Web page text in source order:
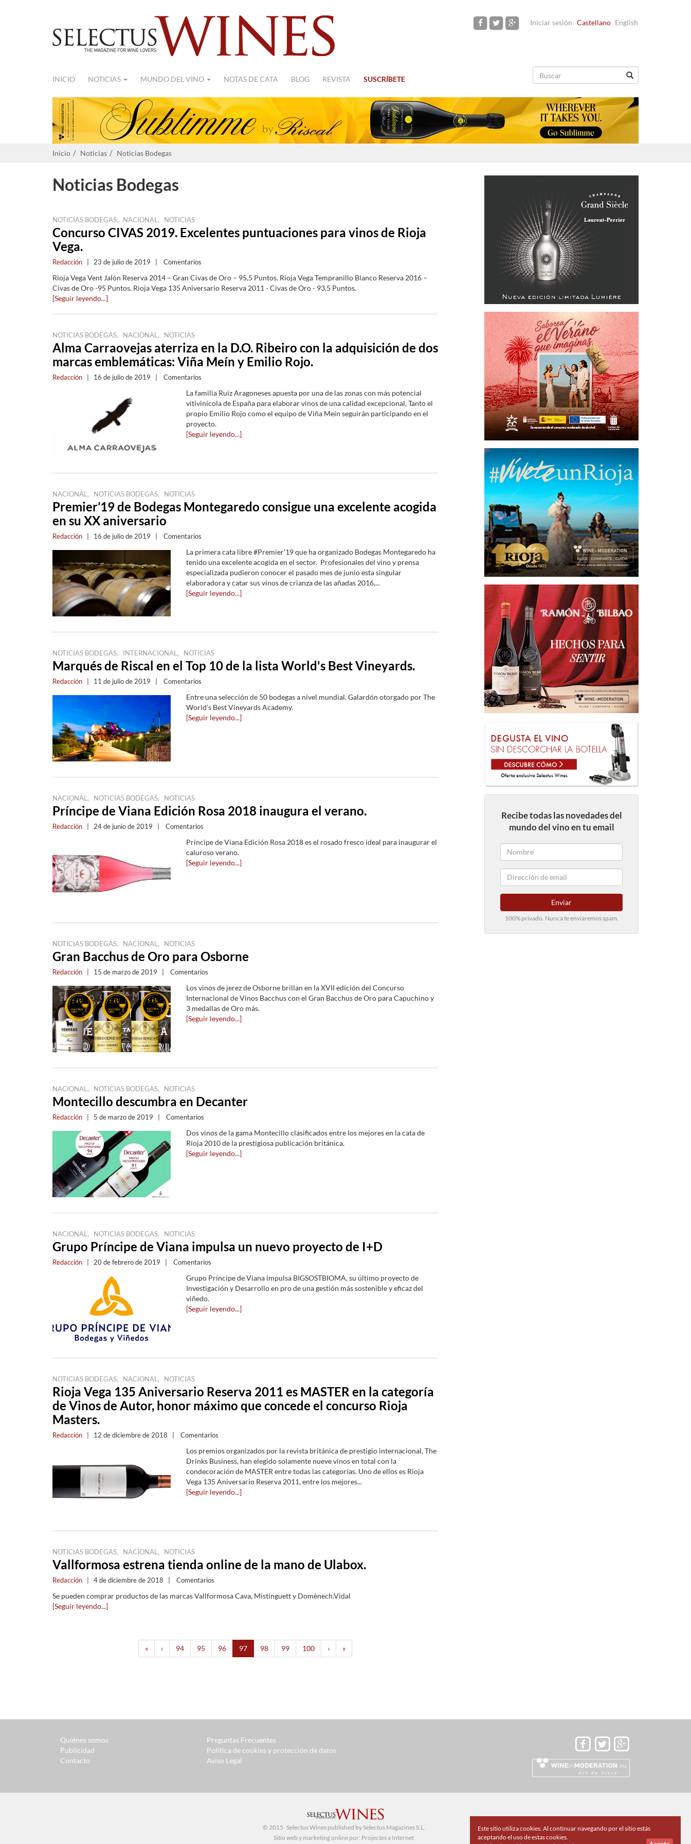
Iniciar sesión Castellano English
INICIO NOTICIAS MUNDO DEL VINO NOTAS DE CATA BLOG REVISTA SUSCRÍBETE
Inicio Noticias Noticias Bodegas
Noticias Bodegas
NOTICIAS BODEGAS, NACIONAL , NOTICIAS
Concurso CIVAS 2019. Excelentes puntuaciones para vinos de Rioja
Vega.
Redacción 23 de julio de 2019 Comentarios
Rioja Vega Vent Jalón Reserva 2014 – Gran Civas de Oro – 95,5 Puntos. Rioja Vega Tempranillo Blanco Reserva 2016 –
Civas de Oro -95 Puntos. Rioja Vega 135 Aniversario Reserva 2011 - Civas de Oro - 93,5 Puntos.
[Seguir leyendo...]
NOTICIAS BODEGAS, NACIONAL , NOTICIAS
Alma Carraovejas aterriza en la D.O. Ribeiro con la adquisición de dos
marcas emblemáticas: Viña Meín y Emilio Rojo.
Redacción 16 de julio de 2019 Comentarios
La familia Ruiz Aragoneses apuesta por una de las zonas con más potencial
vitivinícola de España para elaborar vinos de una calidad excepcional. Tanto el
propio Emilio Rojo como el equipo de Viña Meín seguirán participando en el
proyecto.
[Seguir leyendo...]
NACIONAL , NOTICIAS BODEGAS, NOTICIAS
Premier’19 de Bodegas Montegaredo consigue una excelente acogida
en su XX aniversario
Redacción 16 de julio de 2019 Comentarios
La primera cata libre #Premier’19 que ha organizado Bodegas Montegaredo ha
tenido una excelente acogida en el sector. Profesionales del vino y prensa
especializada pudieron conocer el pasado mes de junio esta singular
elaboradora y catar sus vinos de crianza de las añadas 2016,...
[Seguir leyendo...]
NOTICIAS BODEGAS, INTERNACIONAL, NOTICIAS
Marqués de Riscal en el Top 10 de la lista World's Best Vineyards.
Redacción 11 de julio de 2019 Comentarios
Entre una selección de 50 bodegas a nivel mundial. Galardón otorgado por The
World’s Best Vineyards Academy.
[Seguir leyendo...]
NACIONAL, NOTICIAS BODEGAS, NOTICIAS
Príncipe de Viana Edición Rosa 2018 inaugura el verano.
Redacción 24 de junio de 2019 Comentarios
Príncipe de Viana Edición Rosa 2018 es el rosado fresco ideal para inaugurar el
caluroso verano.
[Seguir leyendo...]
NOTICIAS BODEGAS, NACIONAL , NOTICIAS
Gran Bacchus de Oro para Osborne
Redacción | 15 de marzo de 2019 | Comentarios
Los vinos de jerez de Osborne brillan en la XVII edición del Concurso
Internacional de Vinos Bacchus con el Gran Bacchus de Oro para Capuchino y
3 medallas de Oro más.
[Seguir leyendo...]
NACIONAL , NOTICIAS BODEGAS, NOTICIAS
Montecillo descumbra en Decanter
Redacción 5 de marzo de 2019 Comentarios
Dos vinos de la gama Montecillo clasificados entre los mejores en la cata de
Rioja 2010 de la prestigiosa publicación británica.
[Seguir leyendo...]
NACIONAL , NOTICIAS BODEGAS, NOTICIAS
Grupo Príncipe de Viana impulsa un nuevo proyecto de I+D
Redacción 20 de febrero de 2019 Comentarios
Grupo Príncipe de Viana impulsa BIGSOSTBIOMA, su último proyecto de
Investigación y Desarrollo en pro de una gestión más sostenible y eficaz del
viñedo.
[Seguir leyendo...]
NOTICIAS BODEGAS, NACIONAL , NOTICIAS
Rioja Vega 135 Aniversario Reserva 2011 es MASTER en la categoría
de Vinos de Autor, honor máximo que concede el concurso Rioja
Masters.
Redacción 12 de diciembre de 2018 Comentarios
Los premios organizados por la revista británica de prestigio internacional, The
Drinks Business, han elegido solamente nueve vinos en total con la
condecoración de MASTER entre todas las categorías. Uno de ellos es Rioja
Vega 135 Aniversario Reserva 2011, entre los mejores...
[Seguir leyendo...]
NOTICIAS BODEGAS, NACIONAL , NOTICIAS
Vallformosa estrena tienda online de la mano de Ulabox.
Redacción 4 de diciembre de 2018 Comentarios
Se pueden comprar productos de las marcas Vallformosa Cava, Mistinguett y Domènech.Vidal
[Seguir leyendo...]
« ‹ 94 95 96 97 98 99 100 › »
Recibe todas las novedades del
mundo del vino en tu email
Enviar
100% privado. Nunca te enviaremos spam.
Quiénes somos
Publicidad
Contacto
Preguntas Frecuentes
Política de cookies y protección de datos
Aviso Legal
© 2015 Selectus Wines published by Selectus Magazines S.L.
Sitio web y marketing online por: Projectes a Internet
Este sitio utiliza cookies. Al continuar navegando por el sitio estás
aceptando el uso de estas cookies.